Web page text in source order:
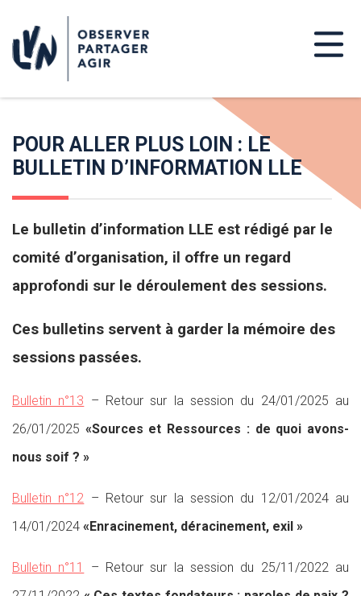
POUR ALLER PLUS LOIN : LE
BULLETIN D’INFORMATION LLE
Le bulletin d’information LLE est rédigé par le
comité d’organisation, il offre un regard
approfondi sur le déroulement des sessions.
Ces bulletins servent à garder la mémoire des
sessions passées.
Bulletin n°13 – Retour sur la session du 24/01/2025 au
26/01/2025 «Sources et Ressources : de quoi avons-
nous soif ? »
Bulletin n°12 – Retour sur la session du 12/01/2024 au
14/01/2024 «Enracinement, déracinement, exil »
Bulletin n°11
– Retour sur la session du 25/11/2022 au